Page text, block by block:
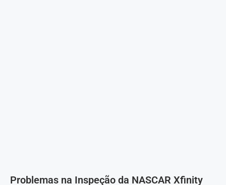
Problemas na Inspeção da NASCAR Xfinity